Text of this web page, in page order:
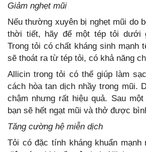
Giảm nghẹt mũi
Nếu thường xuyên bị nghẹt mũi do
thời tiết, hãy để một tép tỏi dưới
Trong tỏi có chất kháng sinh mạnh
sẽ thoát ra từ tép tỏi, có khả năng
Allicin trong tỏi có thể giúp làm
cách hòa tan dịch nhầy trong mũi.
chậm nhưng rất hiệu quả. Sau
bạn sẽ hết ngạt mũi và thở được
Tăng cường hệ miễn dịch
Tỏi có đặc tính kháng khuẩn mạnh